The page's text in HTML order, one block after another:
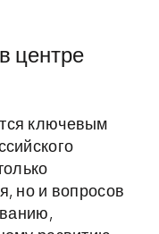
центре
ключевым
но и вопросов